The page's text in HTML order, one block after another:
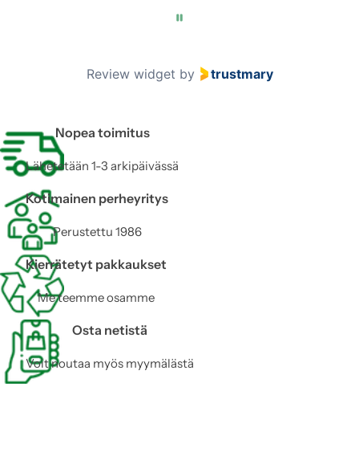
0
Review widget by trustmary
Nopea toimitus
Lähetetään 1-3 arkipäivässä
Kotimainen perheyritys
Perustettu 1986
Kierrätetyt pakkaukset
Me teemme osamme
Osta netistä
Voit noutaa myös myymälästä